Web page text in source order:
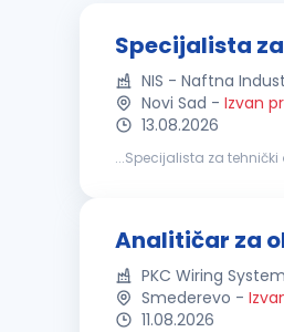
Specijalista
NIS - Naftna
Novi Sad - Izvan
13.08.2026
...Specijalista za tehnički
Analitičar za
PKC Wiring
Smederevo -
11.08.2026